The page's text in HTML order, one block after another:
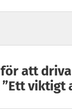
att
viktigt